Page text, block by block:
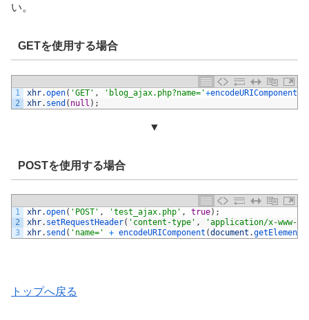
い。
GETを使用する場合
1
2
xhr.open( 'GET' , 'blog_ajax.php?name='+encodeURIComponent
xhr. send ( null ) ;
▼
POSTを使用する場合
1
2
3
xhr.open( 'POST' , 'test_ajax.php' , true) ;
xhr. setRequestHeader( 'content-type' ,
'application/x-www-
xhr. send ( 'name=' + encodeURIComponent (document .
トップへ戻る